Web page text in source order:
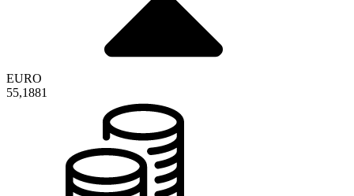
EURO
55,1881